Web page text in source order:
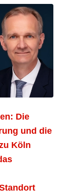
Die
und die
Köln